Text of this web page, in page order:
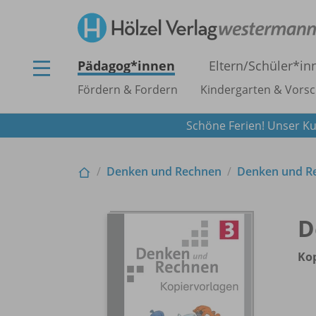
Pädagog*innen Eltern/
Fördern & Fordern Kindergarten &
Schöne Ferien! Unser
Denken und Rechnen Denken und